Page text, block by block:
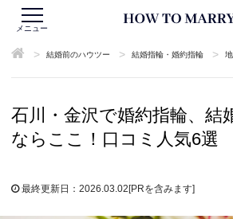
メニュー
> 結婚前のハウツー > 結婚指輪・婚約指輪 >
石川・金沢で婚約指輪、結
ならここ！口コミ人気6選
最終更新日：2026.03.02[PRを含みます]